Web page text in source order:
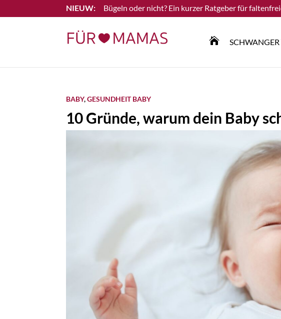
Bügeln oder nicht? Ein kurzer Ratgeber für
Lesen Sie mehr

BABY,GESUNDHEIT BABY
10 Gründe, warum dein Baby